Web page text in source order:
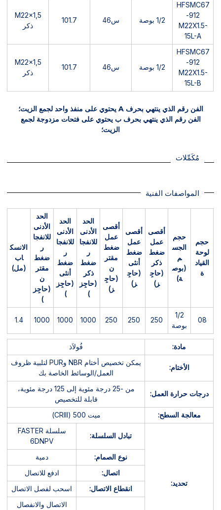
HFSMC67
912-
M22X1.5-
15L-A
1/2 بوصة س46 101.7
M22x1,5
ذكر
HFSMC67
912-
M22X1.5-
15L-B
1/2 بوصة س46 101.7
M22x1,5
ذكر
الفن رقم الذي ينتهي بحرف A يحتوي على منفذ واحد لجمع الزيت؛
الفن رقم الذي ينتهي بحرف ب يحتوي على فتحات مزدوجة لجمع
الزيت؛
مُكَمِّلات
المواصفات الفنية
حجم
لوحة
القياد
ة
حجم
الجس
م
(بوص
ة)
أقصى
عمل
ضغط
ذكر
(حاجِ
ز)
أقصى
عمل
ضغط
أنثى
(حاجِ
ز)
أقصى
عمل
ضغط
مقتر
ن
(حاجِ
ز)
الحد
الأدنى
للانفجا
ر
ضغط
ذكر
(حاجِز
)
الحد
الأدنى
للانفجا
ر
ضغط
أنثى
(حاجِز
)
الحد
الأدنى
للانفجا
ر
ضغط
مقتر
ن
(حاجِز
)
الانسك
اب
(مل)
08
1/2
بوصة
250
250
250
1000
1000
1000
1.4
مادة: فُولاَذ
الأختام:
يمكن تخصيص أختام NBR وPUR لتلبية ظروف
العمل/الوسائط الخاصة بك
درجات حرارة العمل:
من -25 درجة مئوية إلى 125 درجة مئوية،
قابلة للتخصيص
معالجة السطح:
ميت 500 (CRIII)
تحديد:
تبادل السلسلة:
سلسلة FASTER
6DNPV
نوع الصمام:
دمية
اتصال:
ادفع للاتصال
انقطاع الاتصال:
اسحب لفصل الاتصال
الاتصال والانفصال